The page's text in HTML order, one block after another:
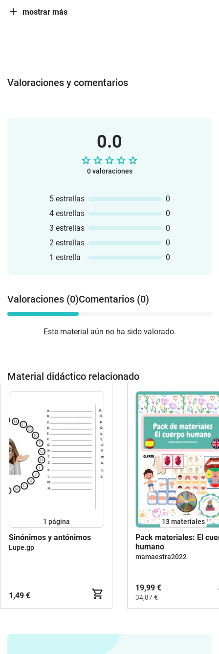
mostrar más
Valoraciones y comentarios
0.0
0 valoraciones
5 estrellas
0
4 estrellas
0
3 estrellas
0
2 estrellas
0
1 estrella
0
Valoraciones (0)Comentarios (0)
Este material aún no ha sido valorado.
Material didáctico relacionado
1 página
Sinónimos y antónimos
Lupe.gp
1,49 €
13 materiales
Pack materiales: El
humano
mamaestra2022
19,99 €
34,87 €